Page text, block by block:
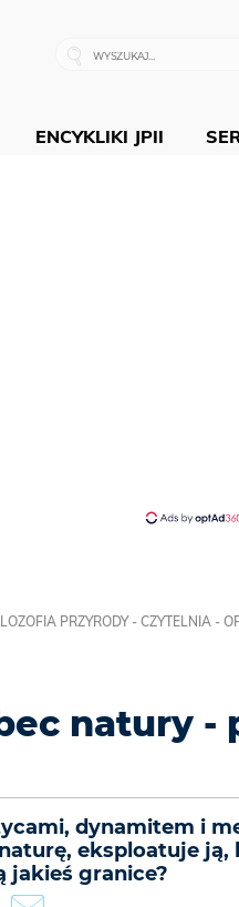
ENCYKLIKI JPII
PRZYRODY - CZYTELNIA -
natury
dynamitem i
eksploatuje ją,
jakieś granice?